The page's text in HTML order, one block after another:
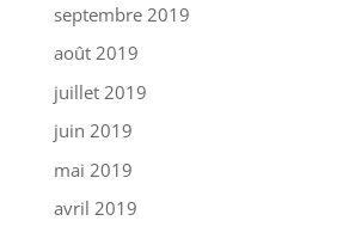
septembre 2019
août 2019
juillet 2019
juin 2019
mai 2019
avril 2019